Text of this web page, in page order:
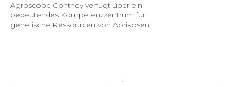
Agroscope Conthey verfügt über ein
bedeutendes Kompetenzzentrum für
genetische Ressourcen von Aprikosen.